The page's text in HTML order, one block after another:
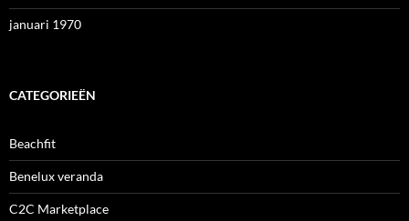
januari 1970
CATEGORIEËN
Beachfit
Benelux veranda
C2C Marketplace